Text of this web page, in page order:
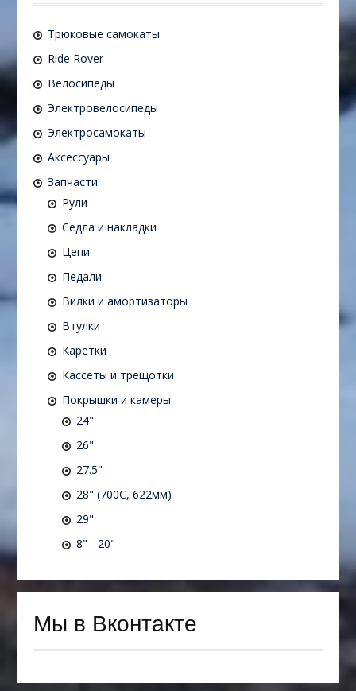
Трюковые самокаты
Ride Rover
Велосипеды
Электровелосипеды
Электросамокаты
Аксессуары
Запчасти
Рули
Седла и накладки
Цепи
Педали
Вилки и амортизаторы
Втулки
Каретки
Кассеты и трещотки
Покрышки и камеры
24"
26"
27.5"
28" (700C, 622мм)
29"
8" - 20"
Мы в Вконтакте